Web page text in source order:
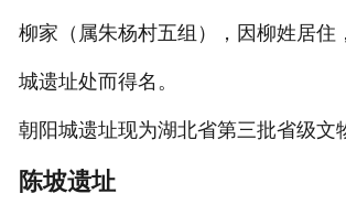
柳家（属朱杨村五组），因柳姓居住
城遗址处而得名。
朝阳城遗址现为湖北省第三批省级文
陈坡遗址